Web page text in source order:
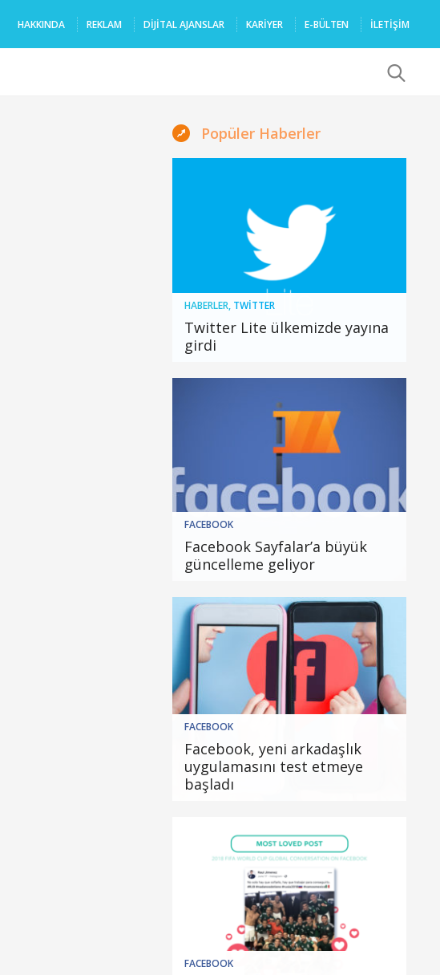
HAKKINDA REKLAM DIJITAL AJANSLAR KARIYER E-BÜLTEN İLETİŞİM
Popüler Haberler
HABERLER, TWITTER
Twitter Lite ülkemizde yayına
girdi
FACEBOOK
Facebook Sayfalar’a büyük
güncelleme geliyor
FACEBOOK
Facebook, yeni arkadaşlık
uygulamasını test etmeye
başladı
FACEBOOK